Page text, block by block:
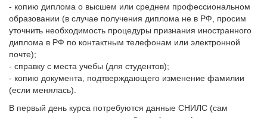
- копию диплома о высшем или среднем профессиональном
образовании (в случае получения диплома не в РФ, просим
уточнить необходимость процедуры признания иностранного
диплома в РФ по контактным телефонам или электронной
почте);
- справку с места учебы (для студентов);
- копию документа, подтверждающего изменение фамилии
(если менялась).
В первый день курса потребуются данные СНИЛС (сам